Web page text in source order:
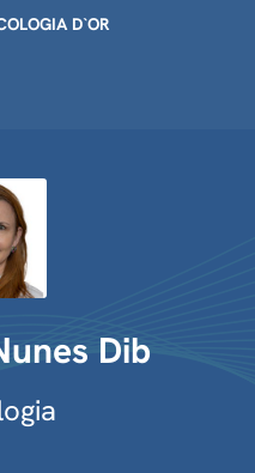
D`OR
Dib